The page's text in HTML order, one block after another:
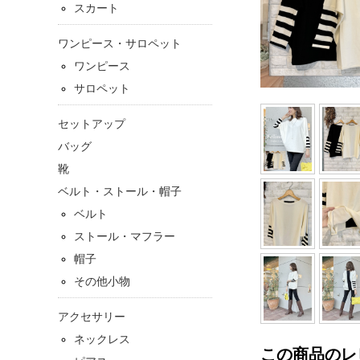
この商品の
スカート
ワンピース・サロペット
ワンピース
サロペット
セットアップ
バッグ
靴
ベルト・ストール・帽子
ベルト
ストール・マフラー
帽子
その他小物
アクセサリー
ネックレス